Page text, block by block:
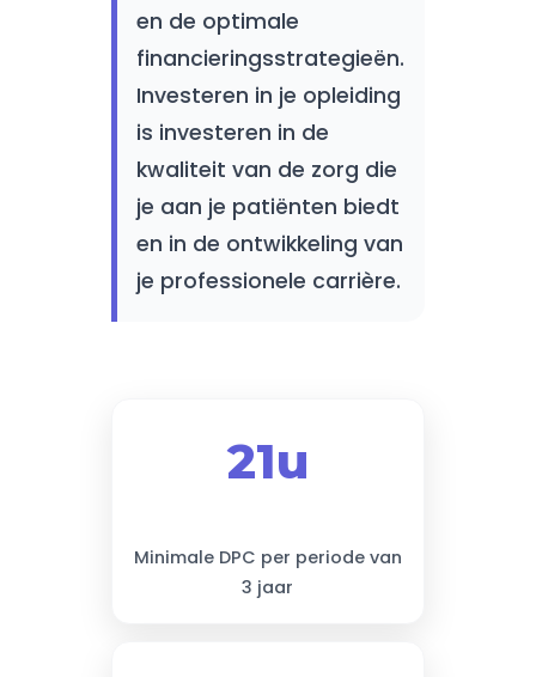
en de optimale
financieringsstrategieën.
Investeren in je opleiding
is investeren in de
kwaliteit van de zorg die
je aan je patiënten biedt
en in de ontwikkeling van
je professionele carrière.
21u
Minimale DPC per periode van
3 jaar